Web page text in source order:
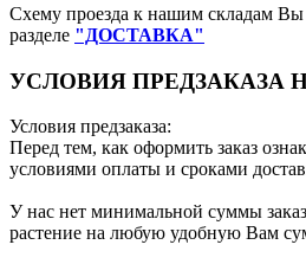
Схему проезда к нашим складам Вы
разделе "ДОСТАВКА"
УСЛОВИЯ ПРЕДЗАКАЗА
Условия предзаказа:
Перед тем, как оформить заказ
условиями оплаты и сроками
У нас нет минимальной суммы
растение на любую удобную Вам